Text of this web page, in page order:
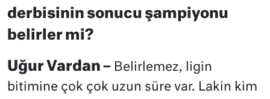
derbisinin sonucu şampiyonu
belirler mi?
Uğur Vardan – Belirlemez, ligin
bitimine çok çok uzun süre var. Lakin kim